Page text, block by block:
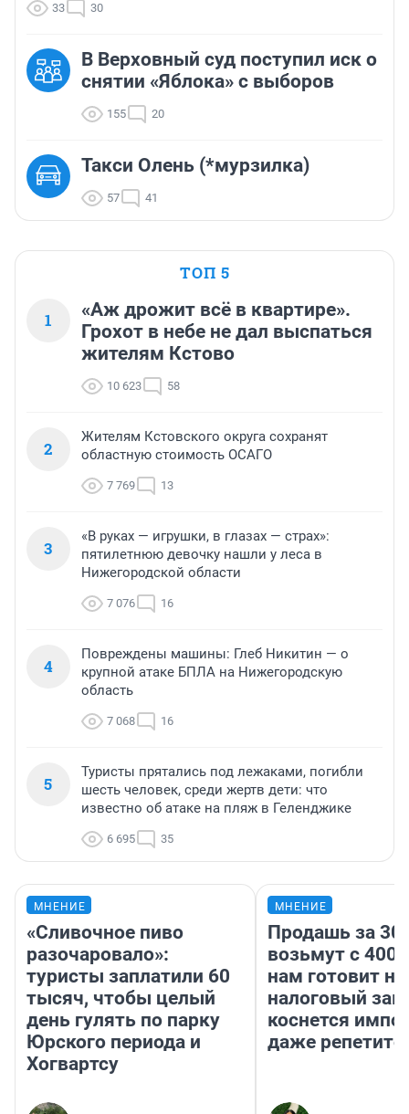
33 30
В Верховный суд поступил иск о
снятии «Яблока» с выборов
155 20
Такси Олень (*мурзилка)
57 41
ТОП 5
1
«Аж дрожит всё в квартире».
Грохот в небе не дал выспаться
жителям Кстово
10 623 58
2
Жителям Кстовского округа сохранят
областную стоимость ОСАГО
7 769 13
3
«В руках — игрушки, в глазах — страх»:
пятилетнюю девочку нашли у леса в
Нижегородской области
7 076 16
4
Повреждены машины: Глеб Никитин — о
крупной атаке БПЛА на Нижегородскую
область
7 068 16
5
Туристы прятались под лежаками, погибли
шесть человек, среди жертв дети: что
известно об атаке на пляж в Геленджике
6 695 35
МНЕНИЕ
«Сливочное пиво
разочаровало»:
туристы заплатили 60
тысяч, чтобы целый
день гулять по парку
Юрского периода и
Хогвартсу
МНЕНИЕ
Продашь за
возьмут с
нам готовит
налоговый
коснется
даже